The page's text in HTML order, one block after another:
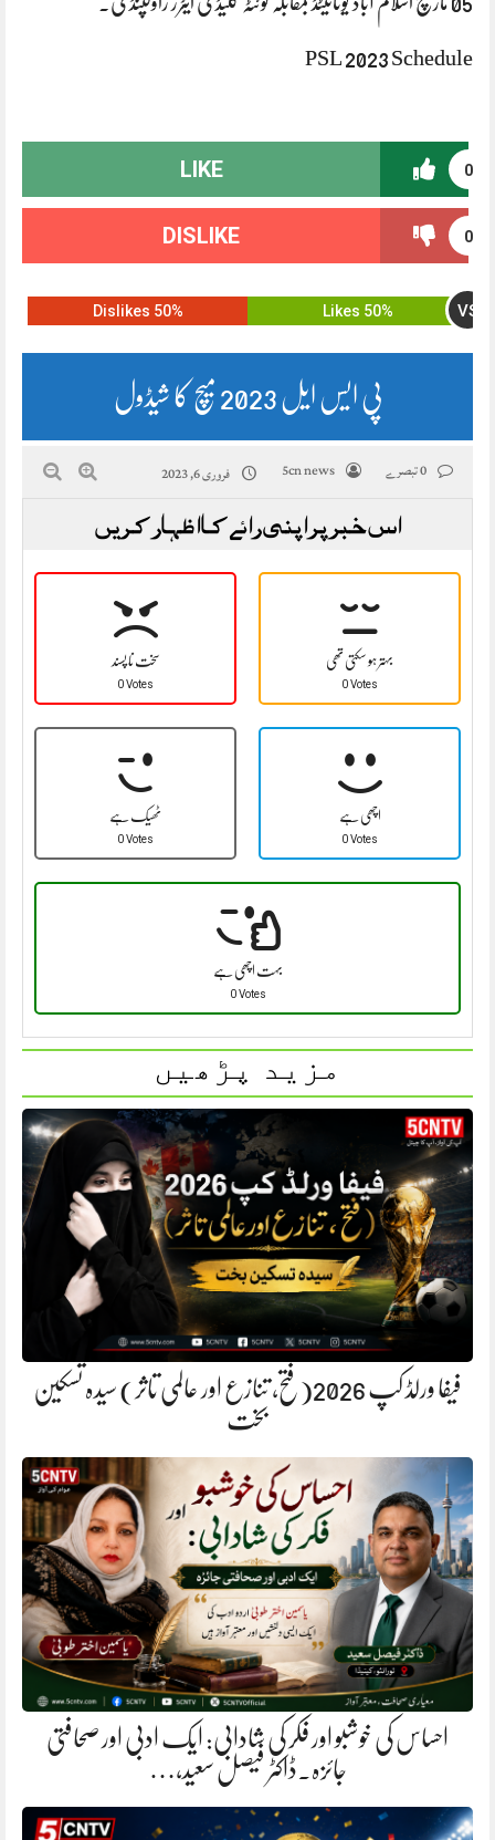
PSL 2023 Schedule
0
LIKE
0
DISLIKE
50% Likes VS
50% Dislikes
پی ایس ایل 2023 میچ کا شیڈول
5cn news فروری 6, 2023
اس خبر پر اپنی رائے کا اظہار کریں
سخت نا پسند
0 Votes
بہتر ہو سکتی تھی
0 Votes
ٹھیک ہے
0 Votes
اچھی ہے
0 Votes
بہت اچھی ہے
0 Votes
مزید پڑھیں
فیفا ورلڈ کپ 2026(فتح، تنازع اور عالمی تاثر) سیدہ تسکین
بخت
احساس کی خوشبو اور فکر کی شادابی: ایک ادبی اور صحافتی
جائزہ.ڈاکٹر فیصل سعید،…